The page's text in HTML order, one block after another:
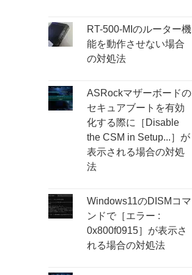
RT-500-MIのルーター機
能を動作させない場合
の対処法
ASRockマザーボードの
セキュアブートを有効
化する際に［Disable
the CSM in Setup...］が
表示される場合の対処
法
Windows11のDISMコマ
ンドで［エラー :
0x800f0915］が表示さ
れる場合の対処法